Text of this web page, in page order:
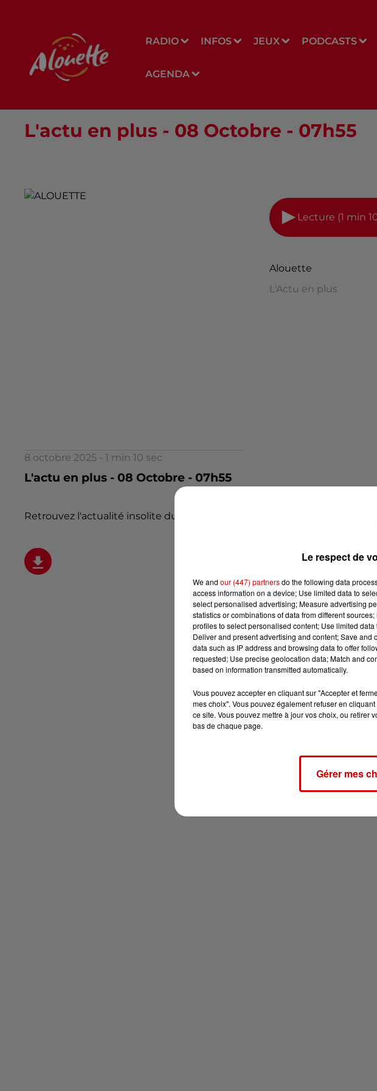
RADIO INFOS JEUX PODCASTS
AGENDA
L'actu en plus - 08 Octobre - 07h55
Lecture (1 min
Alouette
L'Actu en plus
8 octobre 2025 - 1 min 10 sec
L'actu en plus - 08 Octobre - 07h55
Retrouvez l'actualité insolite du jour dans l 'Actu en Plus à 7h55 !
Le respect de
We and our (447) partnersdo the following data
access information on a device; Use limited data to
select personalised advertising; Measure advertising
statistics or combinations of data from different
profiles to select personalised content; Use limited
Deliver and present advertising and content; Save
data such as IP address and browsing data to offer
requested; Use precise geolocation data; Match and
based on information transmitted automatically.
Vous pouvez accepter en cliquant sur "Accepter et
mes choix". Vous pouvez également refuser en
ce site. Vous pouvez mettre à jour vos choix, ou retirer
bas de chaque page.
Gérer mes